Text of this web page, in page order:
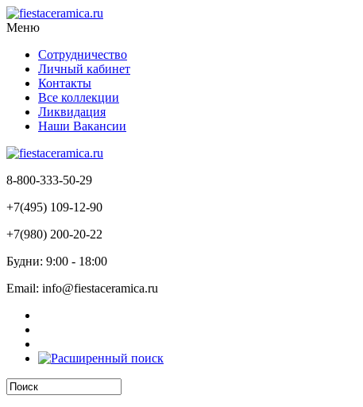
Меню
Сотрудничество
Личный кабинет
Контакты
Все коллекции
Ликвидация
Наши Вакансии
8-800-333-50-29
+7(495) 109-12-90
+7(980) 200-20-22
Будни: 9:00 - 18:00
Email: info@fiestaceramica.ru